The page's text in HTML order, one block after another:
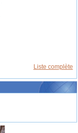
Liste complète